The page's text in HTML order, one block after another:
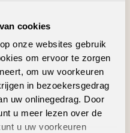
cookies
onze websites gebruik
om ervoor te zorgen
om uw voorkeuren
in bezoekersgedrag
uw onlinegedrag. Door
u meer lezen over de
u uw voorkeuren